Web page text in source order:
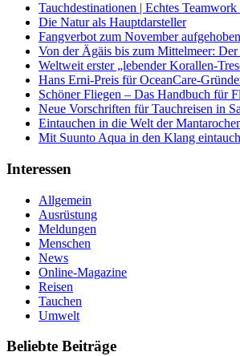
Tauchdestinationen | Echtes
Die Natur als Hauptdarsteller
Fangverbot zum November
Von der Ägäis bis zum Mittelmeer:
Weltweit erster „lebender Korallen-
Hans Erni-Preis für OceanCare-
Schöner Fliegen – Das Handbuch für
Neue Vorschriften für Tauchreisen in
Eintauchen in die Welt der
Mit Suunto Aqua in den Klang
Interessen
Allgemein
Ausrüstung
Meldungen
Menschen
News
Online-Magazine
Reisen
Tauchen
Umwelt
Beliebte Beiträge